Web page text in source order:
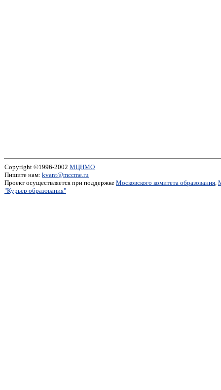
Copyright ©1996-2002 МЦНМО
Пишите нам: kvant@mccme.ru
Проект осуществляется при поддержке Московского комитета образования,
"Курьер образования"